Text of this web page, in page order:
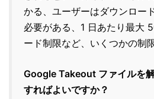
かる、ユーザーはダウンロー
必要がある、1 日あたり最大
ード制限など、いくつかの制
Google Takeout ファイルを
すればよいですか？